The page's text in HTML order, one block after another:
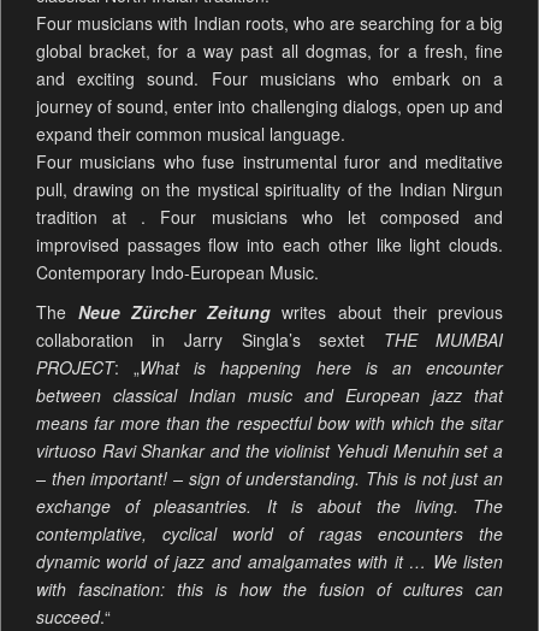
Four musicians with Indian roots, who are searching for a big
global bracket, for a way past all dogmas, for a fresh, fine
and exciting sound. Four musicians who embark on a
journey of sound, enter into challenging dialogs, open up and
expand their common musical language.
Four musicians who fuse instrumental furor and meditative
pull, drawing on the mystical spirituality of the Indian Nirgun
tradition at . Four musicians who let composed and
improvised passages flow into each other like light clouds.
Contemporary Indo-European Music.
The Neue Zürcher Zeitung writes about their previous
collaboration in Jarry Singla’s sextet THE MUMBAI
PROJECT: „What is happening here is an encounter
between classical Indian music and European jazz that
means far more than the respectful bow with which the sitar
virtuoso Ravi Shankar and the violinist Yehudi Menuhin set a
– then important! – sign of understanding. This is not just an
exchange of pleasantries. It is about the living. The
contemplative, cyclical world of ragas encounters the
dynamic world of jazz and amalgamates with it … We listen
with fascination: this is how the fusion of cultures can
succeed.“